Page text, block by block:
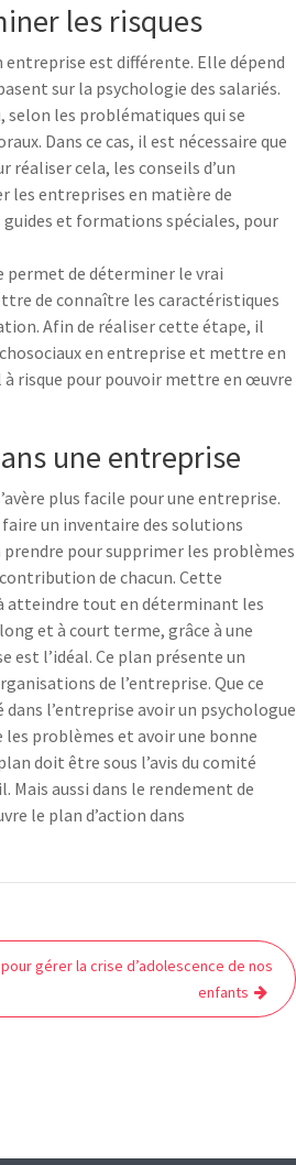
les risques
entreprise est différente. Elle dépend
sur la psychologie des salariés.
selon les problématiques qui se
Dans ce cas, il est nécessaire que
cela, les conseils d’un
les entreprises en matière de
guides et formations spéciales, pour
permet de déterminer le vrai
de connaître les caractéristiques
Afin de réaliser cette étape, il
en entreprise et mettre en
risque pour pouvoir mettre en œuvre
une entreprise
plus facile pour une entreprise.
un inventaire des solutions
pour supprimer les problèmes
de chacun. Cette
atteindre tout en déterminant les
et à court terme, grâce à une
est l’idéal. Ce plan présente un
de l’entreprise. Que ce
l’entreprise avoir un psychologue
les problèmes et avoir une bonne
doit être sous l’avis du comité
aussi dans le rendement de
le plan d’action dans
gérer la crise d’adolescence de nos
enfants